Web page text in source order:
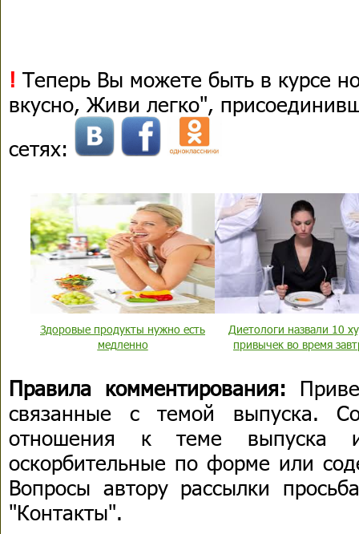
! Теперь Вы можете быть в курсе
вкусно, Живи легко",
сетях:
Здоровые продукты нужно есть
медленно
Диетологи назвали 10
привычек во время
Правила комментирования:
связанные с темой выпуска.
отношения к теме выпуска
оскорбительные по форме или
Вопросы автору рассылки
"Контакты".